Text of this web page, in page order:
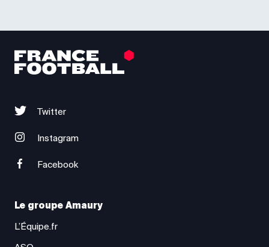
Twitter
Instagram
Facebook
Le groupe Amaury
L’Équipe.fr